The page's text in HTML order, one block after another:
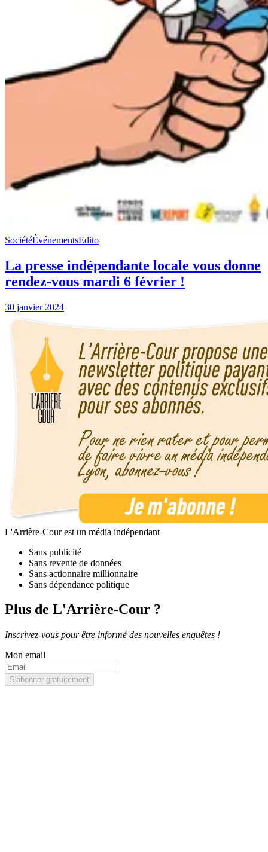
SociétéÉvénementsEdito
La presse indépendante locale vous donne
rendez-vous mardi 6 février !
30 janvier 2024
L'Arrière-Cour est un média indépendant
Sans publicité
Sans revente de données
Sans actionnaire millionnaire
Sans dépendance politique
Plus de L'Arrière-Cour ?
Inscrivez-vous pour être informé des nouvelles enquêtes !
Mon email
S'abonner gratuitement